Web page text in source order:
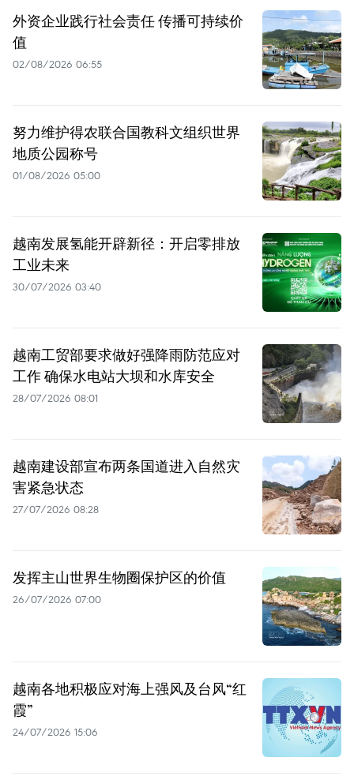
外资企业践行社会责任 传播可持续价
值
02/08/2026 06:55
努力维护得农联合国教科文组织世界
地质公园称号
01/08/2026 05:00
越南发展氢能开辟新径：开启零排放
工业未来
30/07/2026 03:40
越南工贸部要求做好强降雨防范应对
工作 确保水电站大坝和水库安全
28/07/2026 08:01
越南建设部宣布两条国道进入自然灾
害紧急状态
27/07/2026 08:28
发挥主山世界生物圈保护区的价值
26/07/2026 07:00
越南各地积极应对海上强风及台风“红
霞”
24/07/2026 15:06